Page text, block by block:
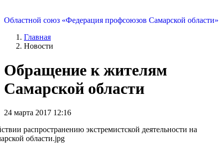
Областной союз «Федерация профсоюзов Самарской области»
Главная
Новости
Обращение к жителям
Самарской области
24 марта 2017 12:16